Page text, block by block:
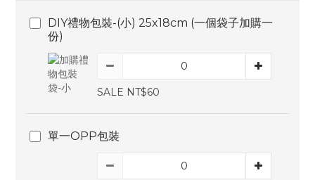
DIY禮物包裝-(小) 25x18cm (一個袋子加購一
份)
SALE NT$60
單一OPP包裝